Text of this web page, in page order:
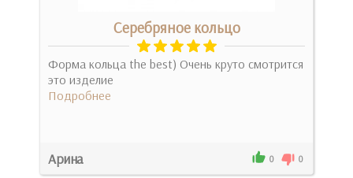
Серебряное кольцо
Форма кольца the best) Очень круто смотрится
это изделие
Подробнее
Арина 0 0